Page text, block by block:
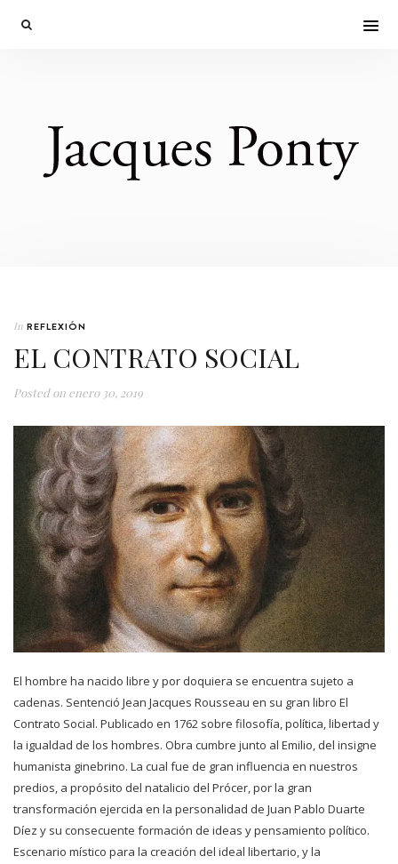
In REFLEXIÓN
EL CONTRATO SOCIAL
Posted on enero 30, 2019
El hombre ha nacido libre y por doquiera se encuentra sujeto a
cadenas. Sentenció Jean Jacques Rousseau en su gran libro El
Contrato Social. Publicado en 1762 sobre filosofía, política, libertad y
la igualdad de los hombres. Obra cumbre junto al Emilio, del insigne
humanista ginebrino. La cual fue de gran influencia en nuestros
predios, a propósito del natalicio del Prócer, por la gran
transformación ejercida en la personalidad de Juan Pablo Duarte
Díez y su consecuente formación de ideas y pensamiento político.
Escenario místico para la creación del ideal libertario, y la